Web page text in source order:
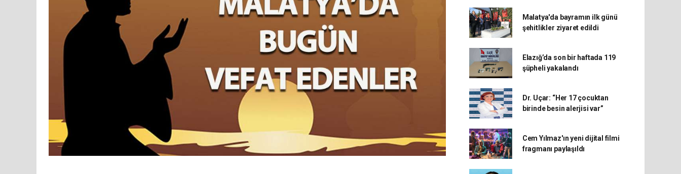
Malatya'da bayramın ilk günü
şehitlikler ziyaret edildi
Elazığ’da son bir haftada 119
şüpheli yakalandı
Dr. Uçar: “Her 17 çocuktan
birinde besin alerjisi var”
Cem Yılmaz'ın yeni dijital filmi
fragmanı paylaşıldı